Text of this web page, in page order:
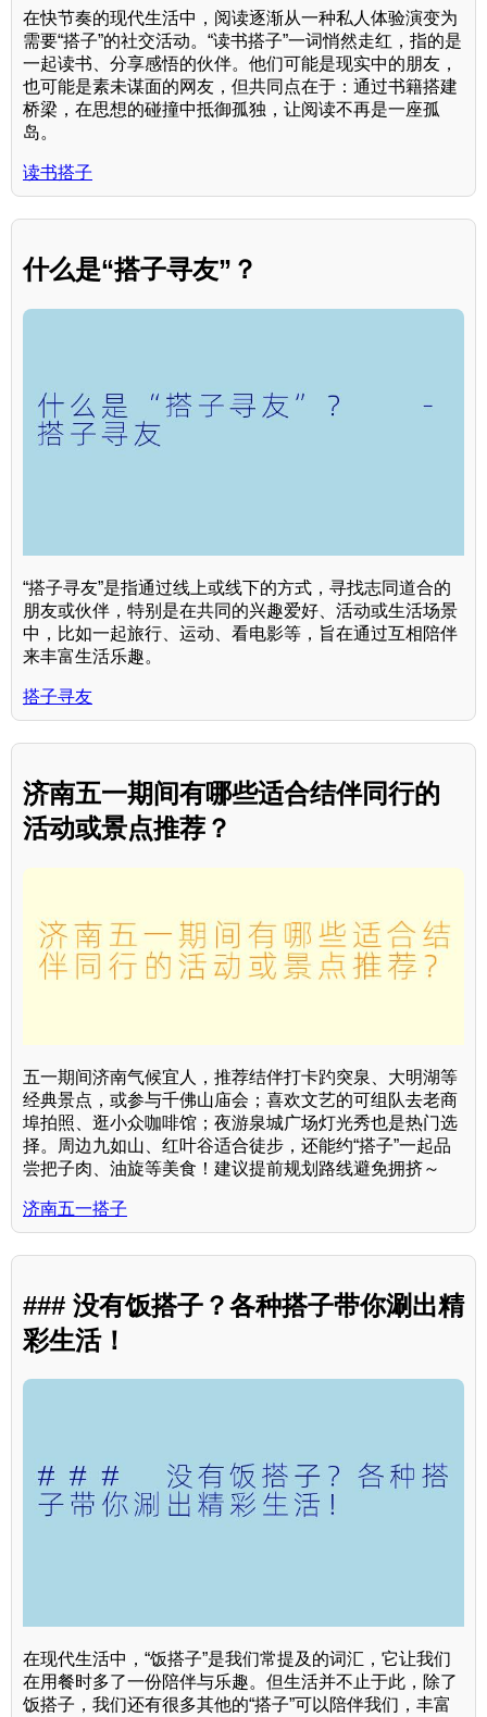
在快节奏的现代生活中，阅读逐渐从一种私人体验演变为
需要“搭子”的社交活动。“读书搭子”一词悄然走红，指的是
一起读书、分享感悟的伙伴。他们可能是现实中的朋友，
也可能是素未谋面的网友，但共同点在于：通过书籍搭建
桥梁，在思想的碰撞中抵御孤独，让阅读不再是一座孤
岛。
读书搭子
什么是“搭子寻友”？
“搭子寻友”是指通过线上或线下的方式，寻找志同道合的
朋友或伙伴，特别是在共同的兴趣爱好、活动或生活场景
中，比如一起旅行、运动、看电影等，旨在通过互相陪伴
来丰富生活乐趣。
搭子寻友
济南五一期间有哪些适合结伴同行的
活动或景点推荐？
五一期间济南气候宜人，推荐结伴打卡趵突泉、大明湖等
经典景点，或参与千佛山庙会；喜欢文艺的可组队去老商
埠拍照、逛小众咖啡馆；夜游泉城广场灯光秀也是热门选
择。周边九如山、红叶谷适合徒步，还能约“搭子”一起品
尝把子肉、油旋等美食！建议提前规划路线避免拥挤～
济南五一搭子
### 没有饭搭子？各种搭子带你涮出精
彩生活！
在现代生活中，“饭搭子”是我们常提及的词汇，它让我们
在用餐时多了一份陪伴与乐趣。但生活并不止于此，除了
饭搭子，我们还有很多其他的“搭子”可以陪伴我们，丰富